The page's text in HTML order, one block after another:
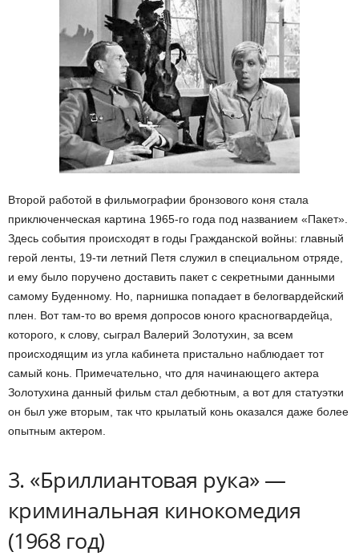
Второй работой в фильмографии бронзового коня стала
приключенческая картина 1965-го года под названием «Пакет».
Здесь события происходят в годы Гражданской войны: главный
герой ленты, 19-ти летний Петя служил в специальном отряде,
и ему было поручено доставить пакет с секретными данными
самому Буденному. Но, парнишка попадает в белогвардейский
плен. Вот там-то во время допросов юного красногвардейца,
которого, к слову, сыграл Валерий Золотухин, за всем
происходящим из угла кабинета пристально наблюдает тот
самый конь. Примечательно, что для начинающего актера
Золотухина данный фильм стал дебютным, а вот для статуэтки
он был уже вторым, так что крылатый конь оказался даже более
опытным актером.
3. «Бриллиантовая рука» —
криминальная кинокомедия
(1968 год)